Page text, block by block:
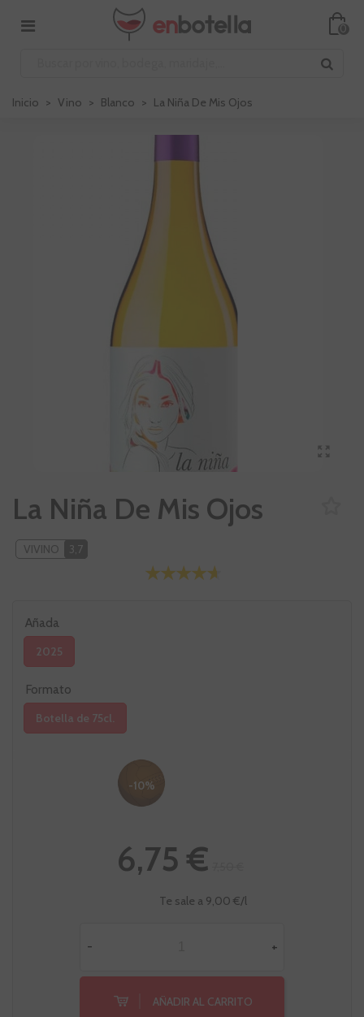
0
Inicio > Vino > Blanco > La Niña De Mis Ojos
La Niña De Mis Ojos
VIVINO 3,7
Añada
2025
Formato
Botella de 75cl.
-10%
6,75 €
Te sale a 9,00 €/l
- +
AÑADIR AL CARRITO